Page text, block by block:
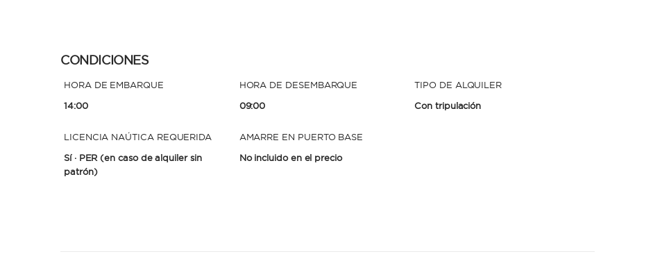
CONDICIONES
HORA DE EMBARQUE
14:00
HORA DE DESEMBARQUE
09:00
TIPO DE ALQUILER
Con tripulación
LICENCIA NAÚTICA REQUERIDA
Sí · PER (en caso de alquiler sin
patrón)
AMARRE EN PUERTO BASE
No incluido en el precio